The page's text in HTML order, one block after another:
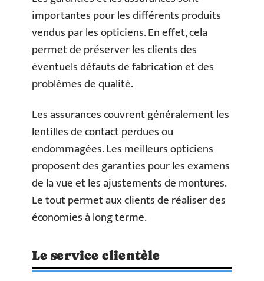
importantes pour les différents produits
vendus par les opticiens. En effet, cela
permet de préserver les clients des
éventuels défauts de fabrication et des
problèmes de qualité.
Les assurances couvrent généralement les
lentilles de contact perdues ou
endommagées. Les meilleurs opticiens
proposent des garanties pour les examens
de la vue et les ajustements de montures.
Le tout permet aux clients de réaliser des
économies à long terme.
Le service clientèle